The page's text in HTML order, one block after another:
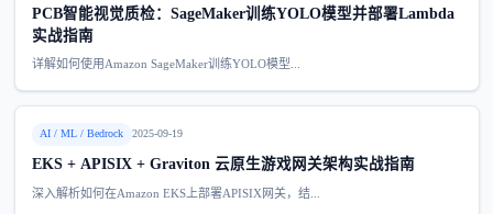
PCB智能视觉质检：SageMaker训练YOLO模型并部署Lambda
实战指南
详解如何使用Amazon SageMaker训练YOLO模型...
AI / ML / Bedrock 2025-09-19
EKS + APISIX + Graviton 云原生游戏网关架构实战指南
深入解析如何在Amazon EKS上部署APISIX网关，结...